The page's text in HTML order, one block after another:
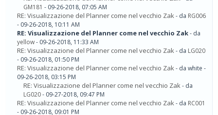
GM181 - 09-26-2018, 07:05 AM
RE: Visualizzazione del Planner come nel vecchio Zak- da RG006
- 09-26-2018, 10:11 AM
RE: Visualizzazione del Planner come nel vecchio Zak- da
yellow- 09-26-2018, 11:33 AM
RE: Visualizzazione del Planner come nel vecchio Zak- da LG020
- 09-26-2018, 01:50 PM
RE: Visualizzazione del Planner come nel vecchio Zak- da white -
09-26-2018, 03:15 PM
RE: Visualizzazione del Planner come nel vecchio Zak- da
LG020- 09-27-2018, 09:47 PM
RE: Visualizzazione del Planner come nel vecchio Zak- da RC001
- 09-26-2018, 09:01 PM